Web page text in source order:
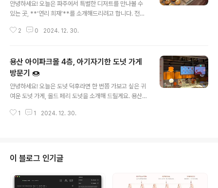
안녕하세요! 오늘은 파주에서 특별한 디저트를 만나볼 수
있는 곳, **‘연리 희재’**를 소개해드리려고 합니다. 전통
선보이는 이곳은 선물용으로도 인기가 많답니다. 연리 희
찹쌀가루에 막걸리를 넣어 반죽한 뒤 기름에 지져 만들어
바삭하면서도 쫀득한 식감을 자랑하는 전통 한과인데요.
이 전통적인 한과 위에 다양한 토핑을 얹어 현대적인 감각
의 디저트로 재탄생시켰답니다.사과콤포트 개성주악: 졸여
만든 새콤달콤한 사과 콤포트를 얹어 상큼함을 더했어요.
단호박 카스테라 인절미: 쌀 카스테라 고물을 묻힌 달달한
2 0 2024. 12. 30.
용산 아이파크몰 4층, 아기자기한 도넛 가게
방문기 🍩
안녕하세요! 오늘은 도넛 덕후라면 한 번쯤 가보고 싶은 귀
여운 도넛 가게, 올드 페리 도넛을 소개해 드릴게요. 용산
양한 도넛 메뉴로 방문객들의 마음을 사로잡고 있답니다.
저 말씀드리면, 예쁘게 포장해 주십니다.메뉴판을 보면 먹
고 싶은 게 정말 많아 고민될 수밖에 없죠! 아래는 대표적인
도넛 메뉴와 가격 정보입니다.티라미수 : 5,800원보스턴
크림 : 4,900원라즈베리 슈가볼 : 4,800원버터넛 : 3,70
1 1 2024. 12. 30.
이 블로그 인기글